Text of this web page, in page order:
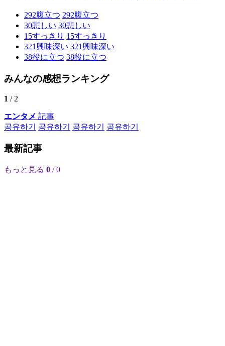
292腹立つ 292腹立つ
30悲しい 30悲しい
15すっきり 15すっきり
321興味深い 321興味深い
38役に立つ 38役に立つ
みんなの感想ランキング
1 / 2
エンタメ 記事
공유하기
공유하기 공유하기 공유하기
最新記事
もっと見る 0 / 0